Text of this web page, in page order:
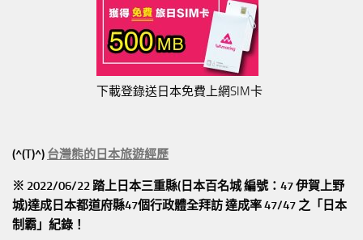
下載登錄送日本免費上網SIM卡
(^(T)^) 台灣熊的日本旅遊經歷
※ 2022/06/22 踏上日本三重縣(日本百名城 編號：47 伊賀上野
城)達成日本都道府縣47個行政體全拜訪達成率 47/47 之「日本
制霸」紀錄！